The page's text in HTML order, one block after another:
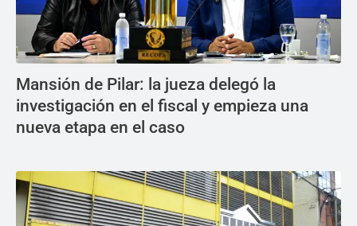
Mansión de Pilar: la jueza delegó la
investigación en el fiscal y empieza una
nueva etapa en el caso